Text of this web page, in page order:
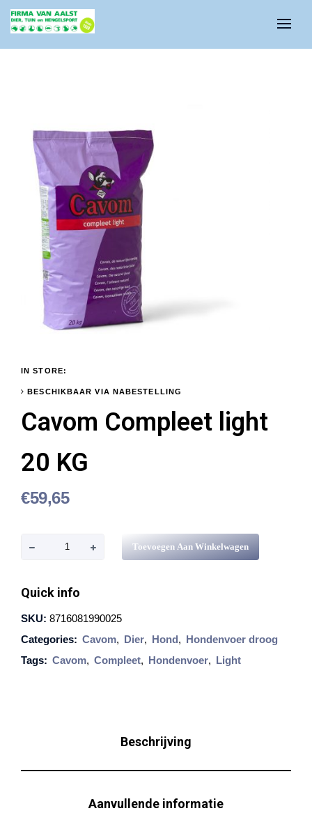
IN STORE:
BESCHIKBAAR VIA NABESTELLING
Cavom Compleet light
20 KG
€59,65
v
e
Toevoegen Aan Winkelwagen
Quick info
SKU: 8716081990025
Categories: Cavom, Dier, Hond, Hondenvoer droog
Tags: Cavom, Compleet, Hondenvoer, Light
Beschrijving
Aanvullende informatie